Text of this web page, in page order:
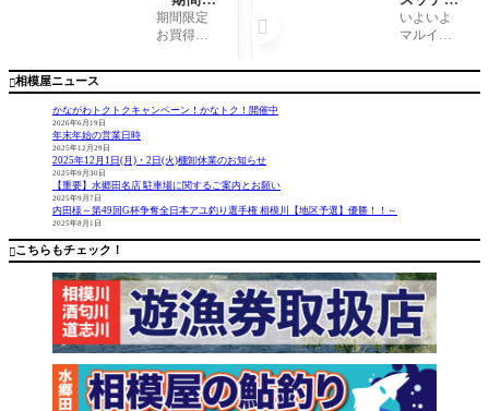
相模屋ニュース
かながわトクトクキャンペーン！かなトク！開催中
2026年6月19日
年末年始の営業日時
2025年12月29日
2025年12月1日(月)・2日(火)棚卸休業のお知らせ
2025年9月30日
【重要】水郷田名店 駐車場に関するご案内とお願い
2025年9月7日
内田様～第49回G杯争奪全日本アユ釣り選手権 相模川【地区予選】優勝！！～
2025年8月1日
こちらもチェック！
定お買得
品!!第2
イサキに
期間限定
お買得品
ヤブサSN1
ー五目仕
価格より1
なってい
ます。こ
(木)迄とな
りま
庫状況
第2弾(７
在)
いよいよ
マルイカ
境ですか
商品も連
日の爆
